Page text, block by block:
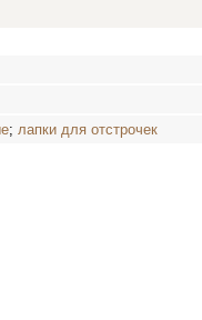
;лапки для отстрочек